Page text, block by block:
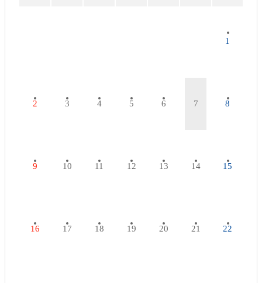
1
2 3 4 5 6 7 8
9 10 11 12 13 14 15
16 17 18 19 20 21 22